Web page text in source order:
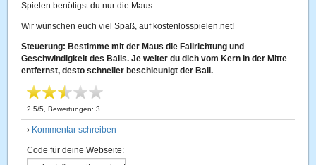
Spielen benötigst du nur die Maus.
Wir wünschen euch viel Spaß, auf kostenlosspielen.net!
Steuerung: Bestimme mit der Maus die Fallrichtung und
Geschwindigkeit des Balls. Je weiter du dich vom Kern in der Mitte
entfernst, desto schneller beschleunigt der Ball.
2.5/5 , Bewertungen:3
› Kommentar schreiben
Code für deine Webseite: